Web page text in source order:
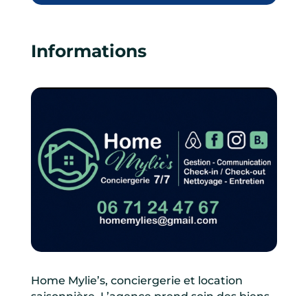
Informations
Home Mylie’s, conciergerie et location